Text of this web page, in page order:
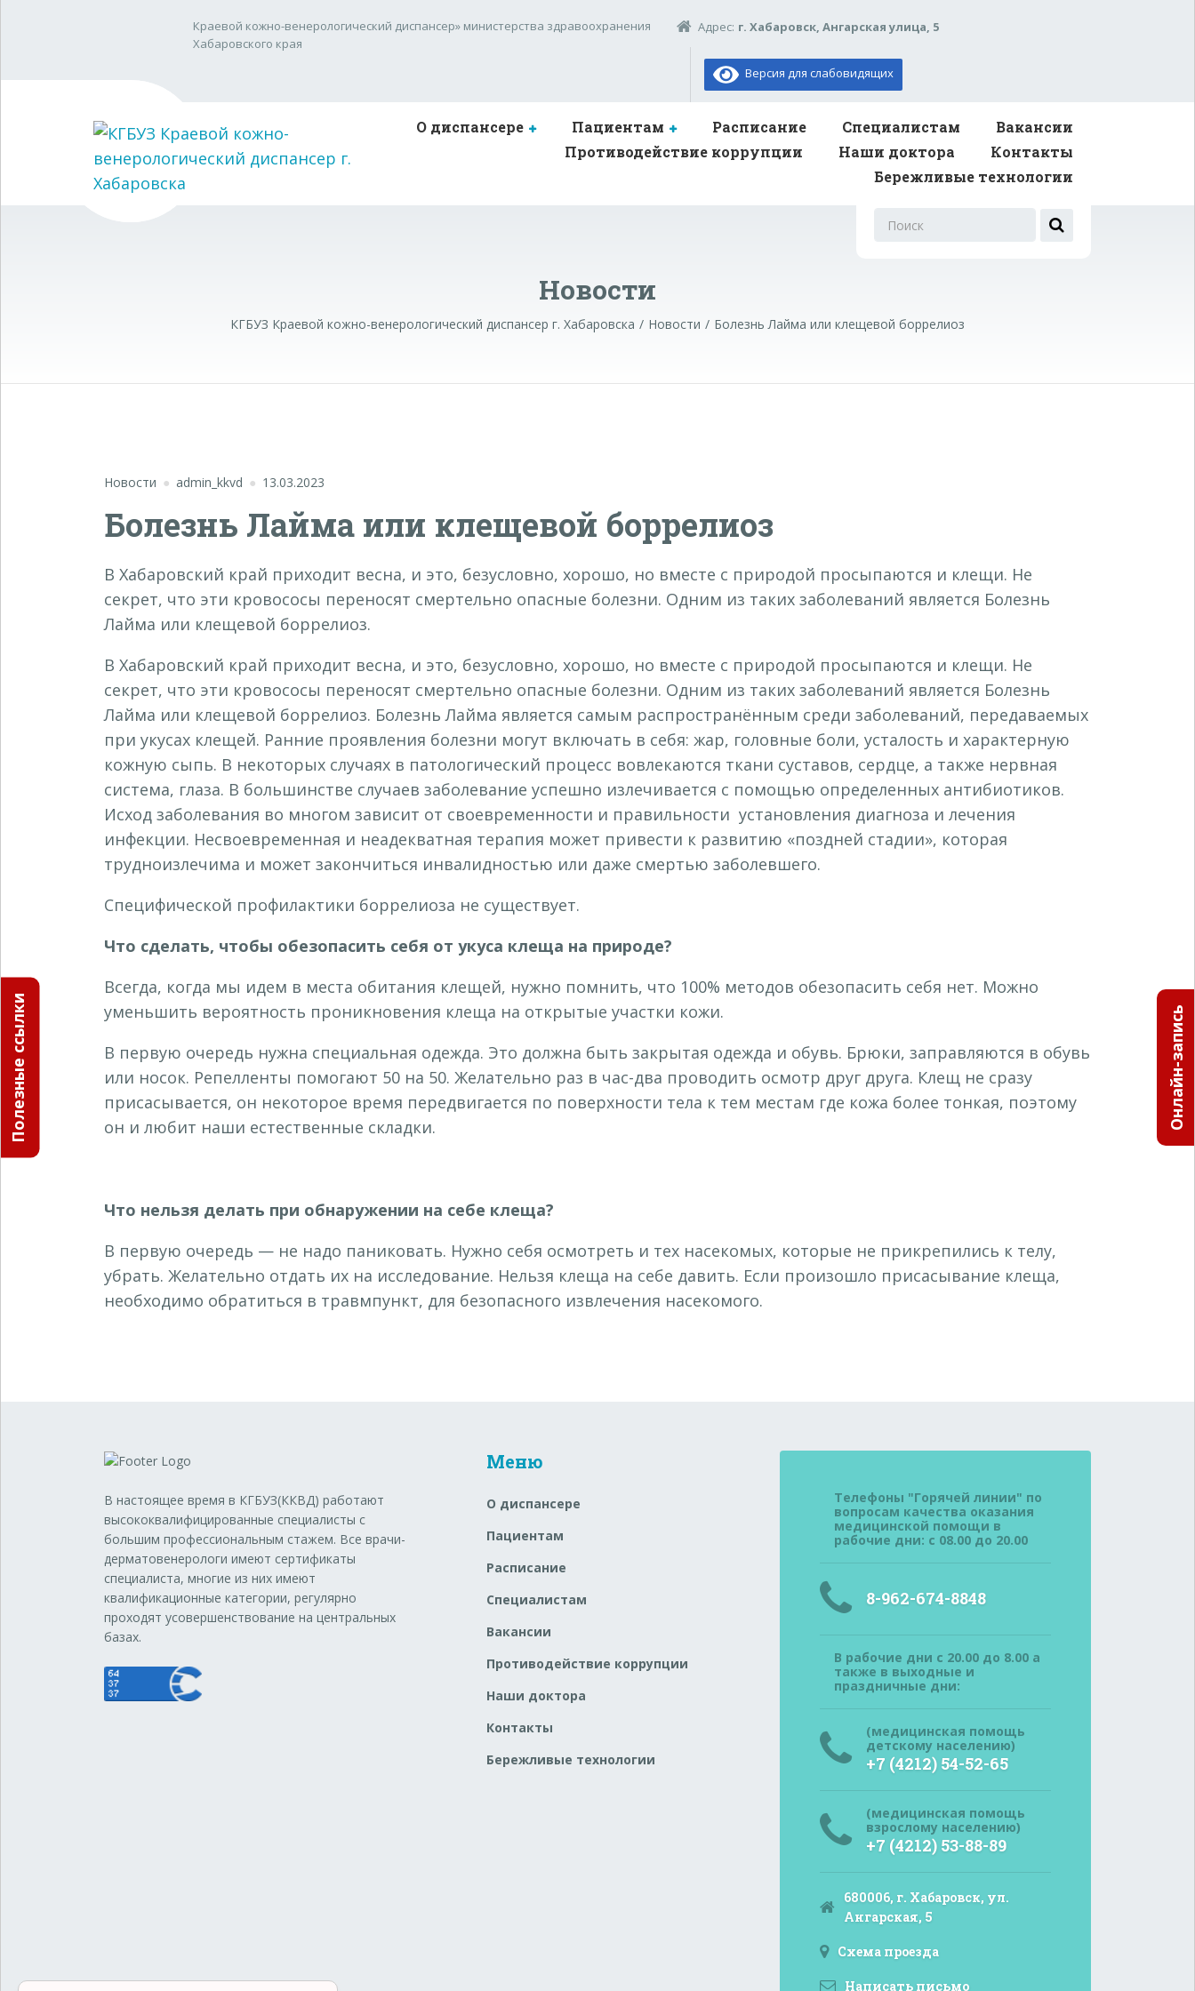
Краевой кожно-венерологический диспансер» министерства здравоохранения
Хабаровского края
Адрес: г. Хабаровск, Ангарская улица, 5
Версия для слабовидящих
О диспансере Пациентам Расписание Специалистам
Вакансии
Противодействие коррупции
Наши доктора
Контакты
Бережливые технологии
Поиск
Новости
КГБУЗ Краевой кожно-венерологический диспансер г. Хабаровска Новости Болезнь Лайма или клещевой боррелиоз
Новости admin_kkvd 13.03.2023
Болезнь Лайма или клещевой боррелиоз
В Хабаровский край приходит весна, и это, безусловно, хорошо, но вместе с природой просыпаются и клещи. Не
секрет, что эти кровососы переносят смертельно опасные болезни. Одним из таких заболеваний является Болезнь
Лайма или клещевой боррелиоз.
В Хабаровский край приходит весна, и это, безусловно, хорошо, но вместе с природой просыпаются и клещи. Не
секрет, что эти кровососы переносят смертельно опасные болезни. Одним из таких заболеваний является Болезнь
Лайма или клещевой боррелиоз. Болезнь Лайма является самым распространённым среди заболеваний, передаваемых
при укусах клещей. Ранние проявления болезни могут включать в себя: жар, головные боли, усталость и характерную
кожную сыпь. В некоторых случаях в патологический процесс вовлекаются ткани суставов, сердце, а также нервная
система, глаза. В большинстве случаев заболевание успешно излечивается с помощью определенных антибиотиков.
Исход заболевания во многом зависит от своевременности и правильности установления диагноза и лечения
инфекции. Несвоевременная и неадекватная терапия может привести к развитию «поздней стадии», которая
трудноизлечима и может закончиться инвалидностью или даже смертью заболевшего.
Специфической профилактики боррелиоза не существует.
Что сделать, чтобы обезопасить себя от укуса клеща на природе?
Всегда, когда мы идем в места обитания клещей, нужно помнить, что 100% методов обезопасить себя нет. Можно
уменьшить вероятность проникновения клеща на открытые участки кожи.
В первую очередь нужна специальная одежда. Это должна быть закрытая одежда и обувь. Брюки, заправляются в обувь
или носок. Репелленты помогают 50 на 50. Желательно раз в час-два проводить осмотр друг друга. Клещ не сразу
присасывается, он некоторое время передвигается по поверхности тела к тем местам где кожа более тонкая, поэтому
он и любит наши естественные складки.
Что нельзя делать при обнаружении на себе клеща?
В первую очередь — не надо паниковать. Нужно себя осмотреть и тех насекомых, которые не прикрепились к телу,
убрать. Желательно отдать их на исследование. Нельзя клеща на себе давить. Если произошло присасывание клеща,
необходимо обратиться в травмпункт, для безопасного извлечения насекомого.
В настоящее время в КГБУЗ(ККВД) работают
высококвалифицированные специалисты с
большим профессиональным стажем. Все врачи-
дерматовенерологи имеют сертификаты
специалиста, многие из них имеют
квалификационные категории, регулярно
проходят усовершенствование на центральных
базах.
Меню
О диспансере
Пациентам
Расписание
Специалистам
Вакансии
Противодействие коррупции
Наши доктора
Контакты
Бережливые технологии
Телефоны "Горячей линии" по
вопросам качества оказания
медицинской помощи в
рабочие дни: с 08.00 до 20.00
8-962-674-8848
В рабочие дни с 20.00 до 8.00 а
также в выходные и
праздничные дни:
(медицинская помощь
детскому населению)
+7 (4212) 54-52-65
(медицинская помощь
взрослому населению)
+7 (4212) 53-88-89
680006, г. Хабаровск, ул.
Ангарская, 5
Схема проезда
Написать письмо
Полезные ссылки Онлайн-запись